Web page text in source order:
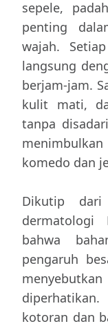
sepele,
penting
wajah.
langsung
berjam-jam.
kulit mati,
tanpa
komedo dan
Dikutip
dermatologi
bahwa
pengaruh
kotoran dan